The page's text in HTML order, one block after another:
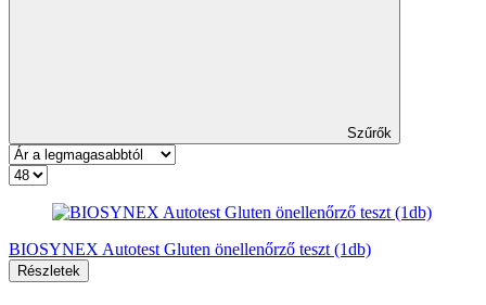
Szűrők
BIOSYNEX Autotest Gluten önellenőrző teszt (1db)
Részletek